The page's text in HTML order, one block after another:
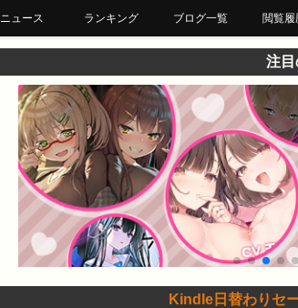
ニュース ランキング ブログ一覧 閲覧
最近
あと
ブック
注
Kindle日替わりセ